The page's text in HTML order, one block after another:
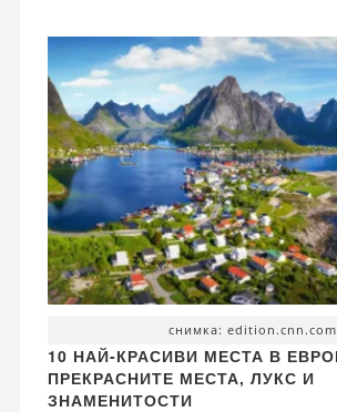
снимка: edition.cnn.com
10 НАЙ-КРАСИВИ МЕСТА В
ПРЕКРАСНИТЕ МЕСТА, ЛУКС И
ЗНАМЕНИТОСТИ